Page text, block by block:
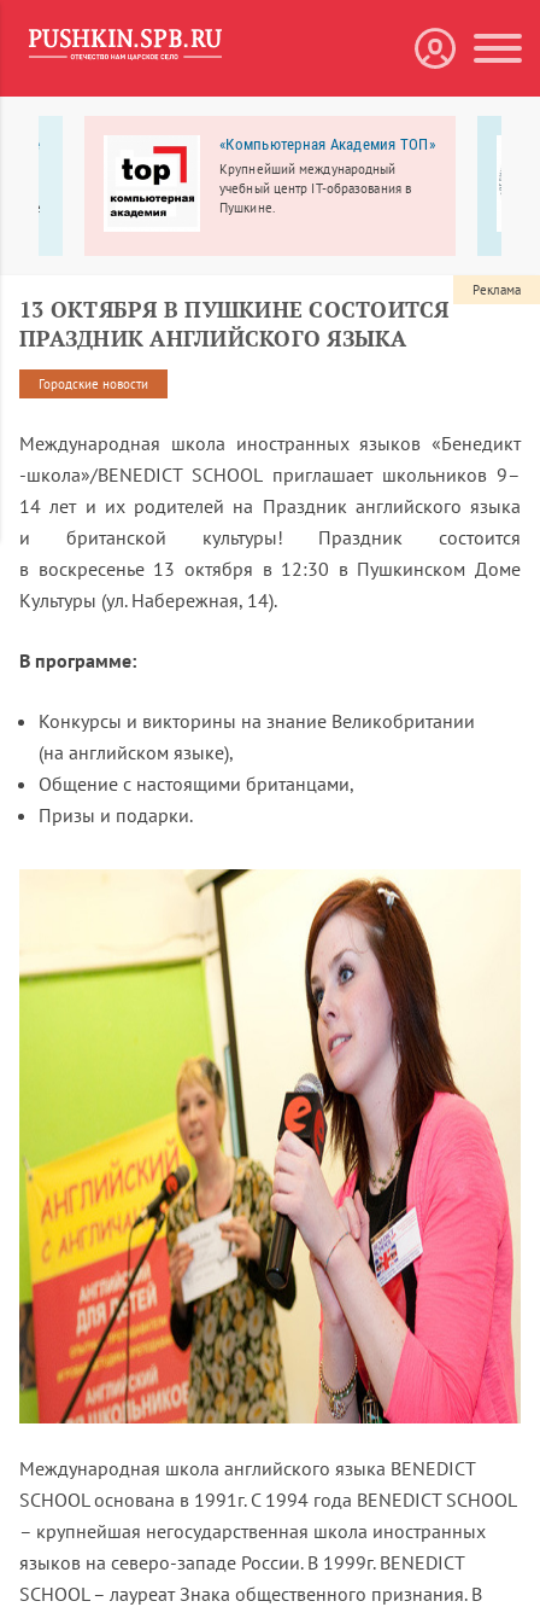
«Компьютерная Академия ТОП»
Крупнейший международный
учебный центр IT-образования в
Пушкине.
13 ОКТЯБРЯ В ПУШКИНЕ СОСТОИТСЯ
ПРАЗДНИК АНГЛИЙСКОГО ЯЗЫКА
Городские новости
Международная школа иностранных языков «Бенедикт
-школа»/BENEDICT SCHOOL приглашает школьников 9–
14 лет и их родителей на Праздник английского языка
и британской культуры! Праздник состоится
в воскресенье 13 октября в 12:30 в Пушкинском Доме
Культуры (ул. Набережная, 14).
В программе:
Конкурсы и викторины на знание Великобритании
(на английском языке),
Общение с настоящими британцами,
Призы и подарки.
Международная школа английского языка BENEDICT
SCHOOL основана в 1991г. С 1994 года BENEDICT SCHOOL
– крупнейшая негосударственная школа иностранных
языков на северо-западе России. В 1999г. BENEDICT
SCHOOL – лауреат Знака общественного признания. В
Реклама